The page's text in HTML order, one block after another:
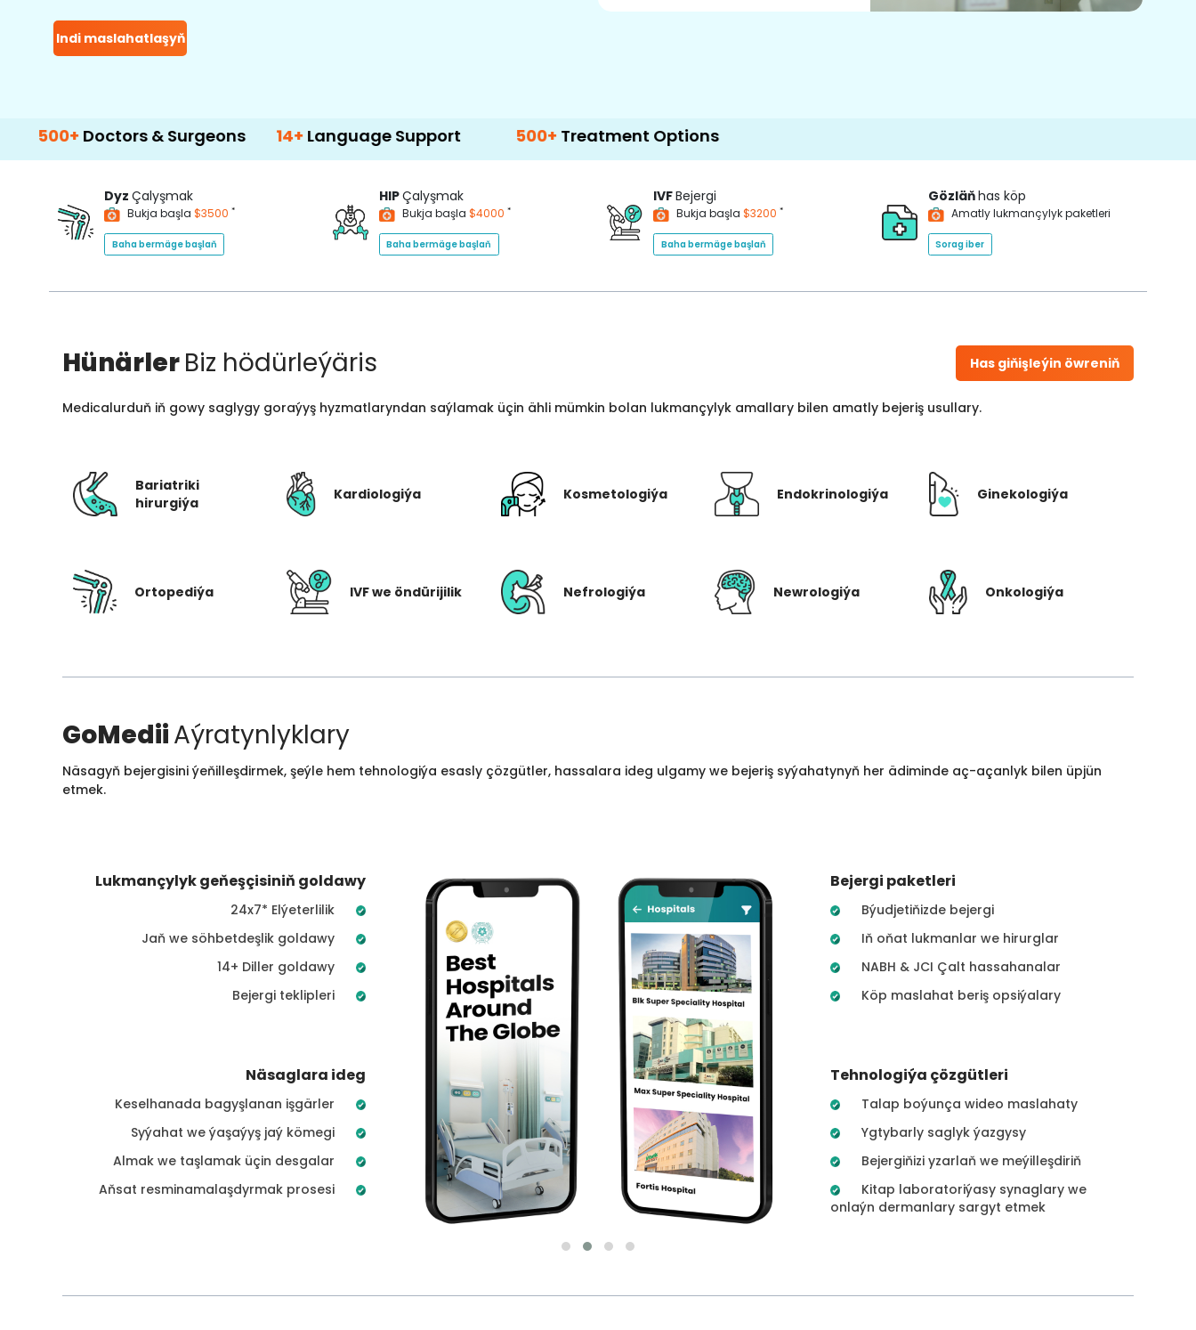
Indi maslahatlaşyň
Doctors & Surgeons 14+Language Support 500+ Treatment Options
Dyz Çalyşmak
Bukja başla $3500 *
Baha bermäge başlaň
HIPÇalyşmak
Bukja başla $4000 *
Baha bermäge başlaň
IVFBejergi
Bukja başla $3200 *
Baha bermäge başlaň
Gözläňhas köp
Amatly lukmançylyk paketleri
Sorag iber
HünärlerBiz hödürleýäris Has giňişleýin öwreniň
Medicalurduň iň gowy saglygy goraýyş hyzmatlaryndan saýlamak üçin ähli mümkin bolan lukmançylyk amallary bilen amatly bejeriş usullary.
Bariatriki
hirurgiýa
Kardiologiýa Kosmetologiýa Endokrinologiýa Ginekologiýa
Ortopediýa IVF we öndürijilik Nefrologiýa Newrologiýa Onkologiýa
GoMediiAýratynlyklary
Näsagyň bejergisini ýeňilleşdirmek, şeýle hem tehnologiýa esasly çözgütler, hassalara ideg ulgamy we bejeriş syýahatynyň her ädiminde aç-açanlyk bilen üpjün
etmek.
Lukmançylyk geňeşçisiniň goldawy
24x7* Elýeterlilik
Jaň we söhbetdeşlik goldawy
14+ Diller goldawy
Bejergi teklipleri
Näsaglara ideg
Keselhanada bagyşlanan işgärler
Syýahat we ýaşaýyş jaý kömegi
Almak we taşlamak üçin desgalar
Aňsat resminamalaşdyrmak prosesi
Bejergi paketleri
Býudjetiňizde bejergi
Iň oňat lukmanlar we hirurglar
NABH & JCI Çalt hassahanalar
Köp maslahat beriş opsiýalary
Tehnologiýa çözgütleri
Talap boýunça wideo maslahaty
Ygtybarly saglyk ýazgysy
Bejergiňizi yzarlaň we meýilleşdiriň
Kitap laboratoriýasy synaglary we
onlaýn dermanlary sargyt etmek